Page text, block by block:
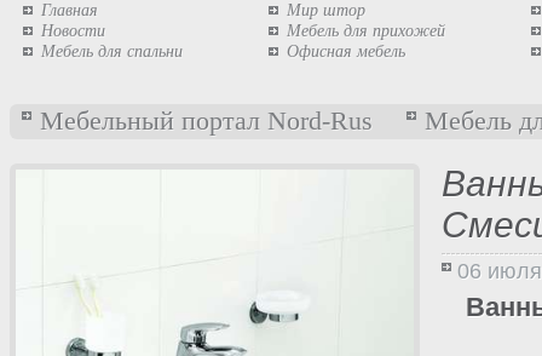
Главная
Новости
Мебель для спальни
Мир штор
Мебель для прихожей
Офисная мебель
Мебельный портал Nord-Rus Мебель
06 июля